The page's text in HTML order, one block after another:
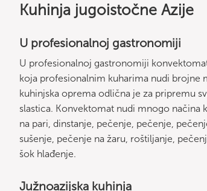
Kuhinja jugoistočne Azije
U profesionalnoj gastronomiji
U profesionalnoj gastronomiji
koja profesionalnim kuharima nudi brojne
kuhinjska oprema odlična je za pripremu
slastica. Konvektomat nudi mnogo načina
na pari, dinstanje, pečenje, pečenje,
sušenje, pečenje na žaru, roštiljanje,
šok hlađenje.
Južnoazijska kuhinja